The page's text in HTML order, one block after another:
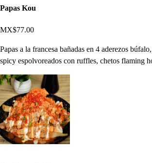
Papas Kou
MX$77.00
Papas a la francesa bañadas en 4 aderezos
spicy espolvoreados con ruffles, chetos flaming